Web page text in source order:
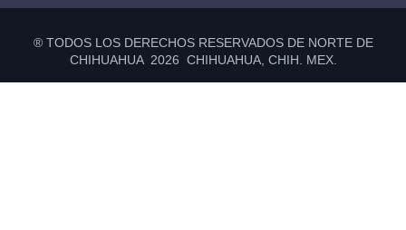
® TODOS LOS DERECHOS RESERVADOS DE NORTE DE
CHIHUAHUA 2026 CHIHUAHUA, CHIH. MEX.